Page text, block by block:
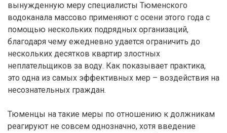
вынужденную меру специалисты Тюменского
водоканала массово применяют с осени этого года с
помощью нескольких подрядных организаций,
благодаря чему ежедневно удается ограничить до
нескольких десятков квартир злостных
неплательщиков за воду. Как показывает практика,
это одна из самых эффективных мер – воздействия на
несознательных граждан.
Тюменцы на такие меры по отношению к должникам
реагируют не совсем однозначно, хотя введение